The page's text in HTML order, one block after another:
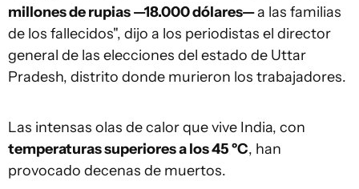
millones de rupias —18.000 dólares—a las familias
de los fallecidos", dijo a los periodistas el director
general de las elecciones del estado de Uttar
Pradesh, distrito donde murieron los trabajadores.
Las intensas olas de calor que vive India, con
temperaturas superiores a los 45 ºC, han
provocado decenas de muertos.